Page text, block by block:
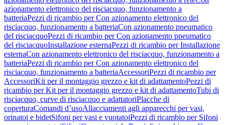
azionamento elettronico del risciacquo, funzionamento a
batteriaPezzi di ricambio per Con azionamento elettronico del
risciacquo, funzionamento a batteriaCon azionamento pneumatico
del risciacquoPezzi di ricambio per Con azionamento pneumatico
del risciacquoInstallazione esternaPezzi di ricambio per Installazione
esternaCon azionamento elettronico del risciacquo, funzionamento a
batteriaPezzi di ricambio per Con azionamento elettronico del
risciacquo, funzionamento a batteriaAccessoriPezzi di ricambio per
AccessoriKit per il montaggio grezzo e kit di adattamentoPezzi di
ricambio per Kit per il montaggio grezzo e kit di adattamentoTubi di
risciacquo, curve di risciacquo e adattatoriPlacche di
coperturaComandi d’usoAllacciamenti agli apparecchi per vasi,
orinatoi e bidetSifoni per vasi e vuotatoiPezzi di ricambio per Sifoni